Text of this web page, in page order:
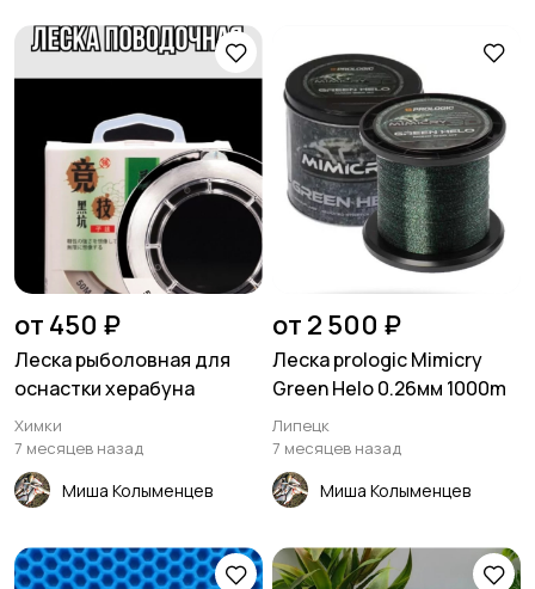
от 450 ₽
Леска рыболовная для
оснастки херабуна
Химки
7 месяцев назад
Миша Колыменцев
от 2 500 ₽
Леска prologic Mimicry
Green Helo 0.26мм 1000m
Липецк
7 месяцев назад
Миша Колыменцев